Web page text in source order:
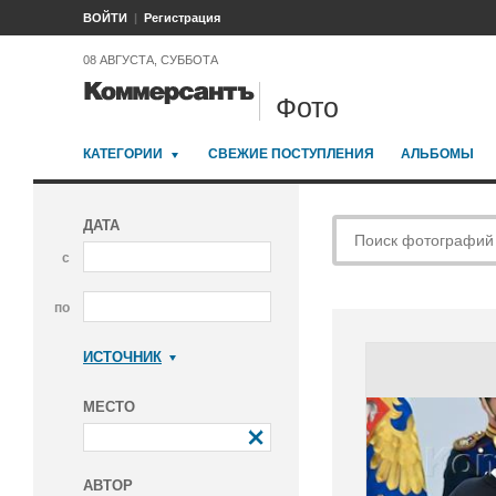
ВОЙТИ Регистрация
08 АВГУСТА, СУББОТА
Фото
КАТЕГОРИИ СВЕЖИЕ ПОСТУПЛЕНИЯ АЛЬБОМЫ
ДАТА
с
по
ИСТОЧНИК
МЕСТО
АВТОР